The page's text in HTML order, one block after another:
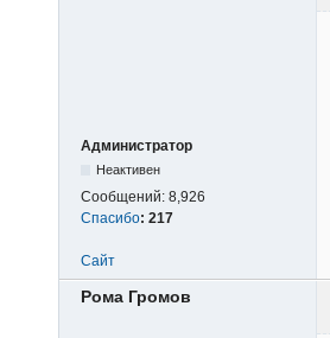
Администратор
Неактивен
Сообщений: 8,926
Спасибо: 217
Сайт
Рома Громов